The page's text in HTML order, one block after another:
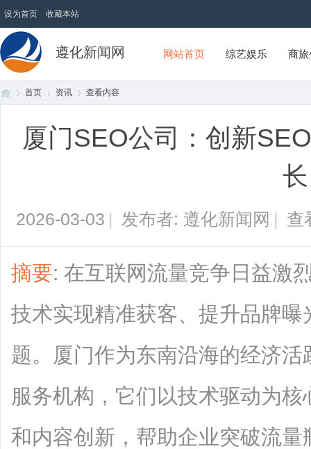
设为首页 收藏本站
遵化新闻网 网站首页 综艺娱乐 商
首页
›
资讯 查看内容
厦门SEO公司：创新
长
2026-03-03 | 发布者: 遵化新闻网 | 查
摘要: 在互联网流量竞争日益激
技术实现精准获客、提升品牌
题。厦门作为东南沿海的经济
服务机构，它们以技术驱动为
和内容创新，帮助企业突破流